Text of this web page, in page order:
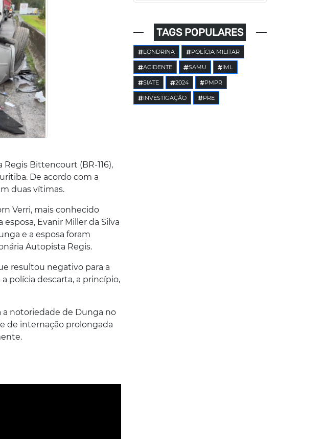
Bittencourt (BR-116),
De acordo com a
duas vítimas.
Verri, mais conhecido
Evanir Miller da Silva
e a esposa foram
Autopista Regis.
resultou negativo para a
polícia descarta, a princípio,
a notoriedade de Dunga no
de internação prolongada
TAGS POPULARES
LONDRINA POLÍCIA MILITAR
ACIDENTE SAMU IML
SIATE 2024 PMPR
INVESTIGAÇÃO PRE